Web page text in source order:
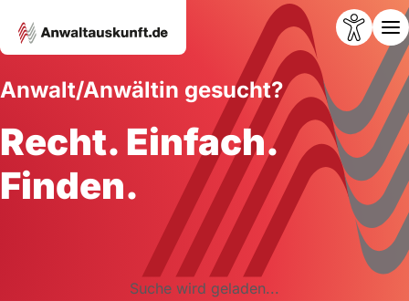
Anwalt/Anwältin gesucht?
Recht. Einfach.
Finden.
Suche wird geladen...